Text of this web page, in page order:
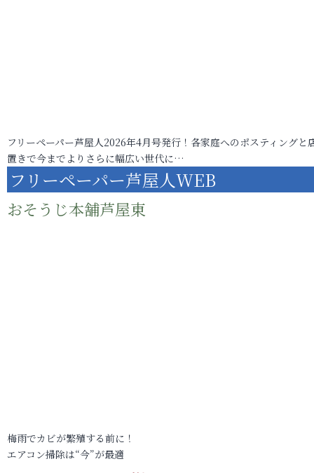
フリーペーパー芦屋人2026年4月号発行！各家庭へのポスティングと
置きで今までよりさらに幅広い世代に…
フリーペーパー芦屋人WEB
おそうじ本舗芦屋東
梅雨でカビが繁殖する前に！
エアコン掃除は“今”が最適